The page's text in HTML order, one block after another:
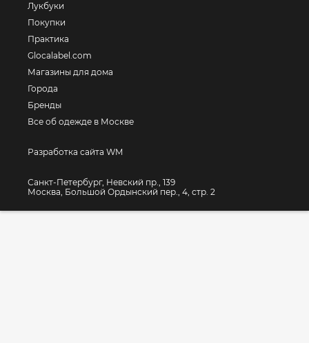
Лукбуки
Покупки
Практика
Glocalabel.com
Магазины для дома
Города
Бренды
Все об одежде в Москве
Разработка сайта WM
Санкт-Петербург, Невский пр., 139
Москва, Большой Ордынский пер., 4, стр. 2